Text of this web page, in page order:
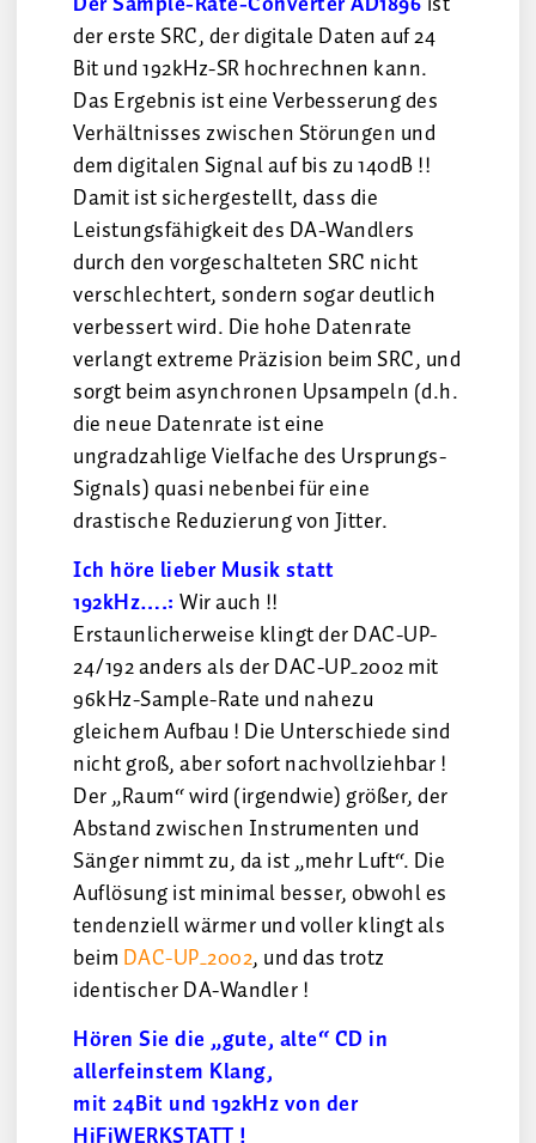
der erste SRC, der digitale Daten auf 24
Bit und 192kHz-SR hochrechnen kann.
Das Ergebnis ist eine Verbesserung des
Verhältnisses zwischen Störungen und
dem digitalen Signal auf bis zu 140dB !!
Damit ist sichergestellt, dass die
Leistungsfähigkeit des DA-Wandlers
durch den vorgeschalteten SRC nicht
verschlechtert, sondern sogar deutlich
verbessert wird. Die hohe Datenrate
verlangt extreme Präzision beim SRC, und
sorgt beim asynchronen Upsampeln (d.h.
die neue Datenrate ist eine
ungradzahlige Vielfache des Ursprungs-
Signals) quasi nebenbei für eine
drastische Reduzierung von Jitter.
Ich höre lieber Musik statt
192kHz….: Wir auch !!
Erstaunlicherweise klingt der DAC-UP-
24/192 anders als der DAC-UP_2002 mit
96kHz-Sample-Rate und nahezu
gleichem Aufbau ! Die Unterschiede sind
nicht groß, aber sofort nachvollziehbar !
Der „Raum“ wird (irgendwie) größer, der
Abstand zwischen Instrumenten und
Sänger nimmt zu, da ist „mehr Luft“. Die
Auflösung ist minimal besser, obwohl es
tendenziell wärmer und voller klingt als
beim DAC-UP_2002, und das trotz
identischer DA-Wandler !
Hören Sie die „gute, alte“ CD in
allerfeinstem Klang,
mit 24Bit und 192kHz von der